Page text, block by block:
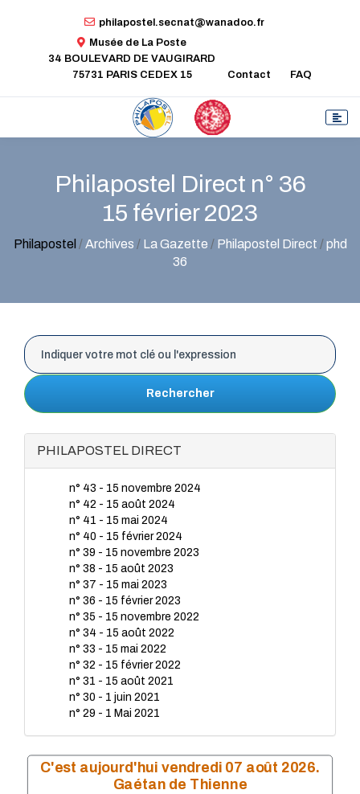
philapostel.secnat@wanadoo.fr
Musée de La Poste
34 BOULEVARD DE VAUGIRARD
75731 PARIS CEDEX 15
Contact FAQ
Philapostel Direct n° 36
15 février 2023
Philapostel /Archives / La Gazette / Philapostel Direct /phd
36
Rechercher
PHILAPOSTEL DIRECT
n° 43 - 15 novembre 2024
n° 42 - 15 août 2024
n° 41 - 15 mai 2024
n° 40 - 15 février 2024
n° 39 - 15 novembre 2023
n° 38 - 15 août 2023
n° 37 - 15 mai 2023
n° 36 - 15 février 2023
n° 35 - 15 novembre 2022
n° 34 - 15 août 2022
n° 33 - 15 mai 2022
n° 32 - 15 février 2022
n° 31 - 15 août 2021
n° 30 - 1 juin 2021
n° 29 - 1 Mai 2021
C'est aujourd'hui vendredi 07 août 2026.
Gaétan de Thienne